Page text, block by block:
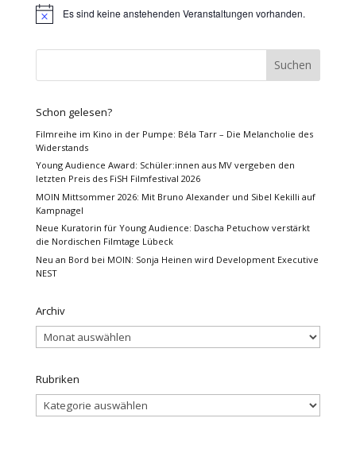
HinweisEs sind keine anstehenden Veranstaltungen vorhanden.
Schon gelesen?
Filmreihe im Kino in der Pumpe: Béla Tarr – Die Melancholie des
Widerstands
Young Audience Award: Schüler:innen aus MV vergeben den
letzten Preis des FiSH Filmfestival 2026
MOIN Mittsommer 2026: Mit Bruno Alexander und Sibel Kekilli auf
Kampnagel
Neue Kuratorin für Young Audience: Dascha Petuchow verstärkt
die Nordischen Filmtage Lübeck
Neu an Bord bei MOIN: Sonja Heinen wird Development Executive
NEST
Archiv
Archiv
Rubriken
Rubriken